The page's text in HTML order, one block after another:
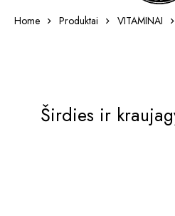
Home Produktai VITAMINAI
Širdies ir